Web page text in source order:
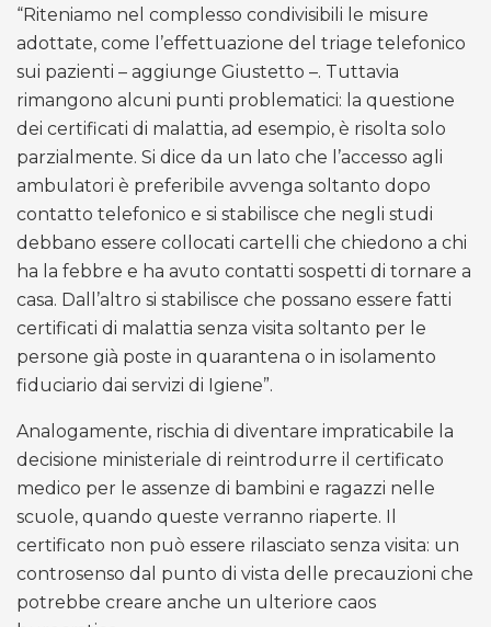
“Riteniamo nel complesso condivisibili le misure
adottate, come l’effettuazione del triage telefonico
sui pazienti – aggiunge Giustetto –. Tuttavia
rimangono alcuni punti problematici: la questione
dei certificati di malattia, ad esempio, è risolta solo
parzialmente. Si dice da un lato che l’accesso agli
ambulatori è preferibile avvenga soltanto dopo
contatto telefonico e si stabilisce che negli studi
debbano essere collocati cartelli che chiedono a chi
ha la febbre e ha avuto contatti sospetti di tornare a
casa. Dall’altro si stabilisce che possano essere fatti
certificati di malattia senza visita soltanto per le
persone già poste in quarantena o in isolamento
fiduciario dai servizi di Igiene”.
Analogamente, rischia di diventare impraticabile la
decisione ministeriale di reintrodurre il certificato
medico per le assenze di bambini e ragazzi nelle
scuole, quando queste verranno riaperte. Il
certificato non può essere rilasciato senza visita: un
controsenso dal punto di vista delle precauzioni che
potrebbe creare anche un ulteriore caos